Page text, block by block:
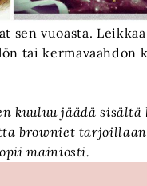
sen vuoasta.
tai kermavaahdon
kuuluu jäädä sisältä
browniet
mainiosti.